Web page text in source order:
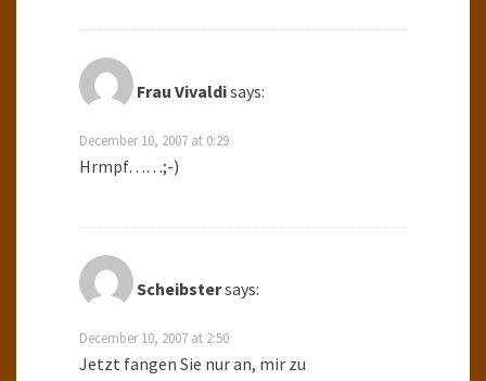
Frau Vivaldisays:
December 10, 2007 at 0:29
Hrmpf……;-)
Scheibstersays:
December 10, 2007 at 2:50
Jetzt fangen Sie nur an, mir zu